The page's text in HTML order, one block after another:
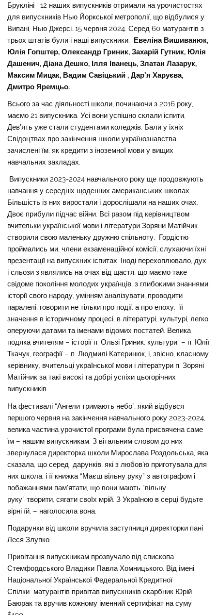
Брукліні 12 наших випускників отримали на урочистостях
для випускників Нью Йоркської метрополії, що відбулися у
Випані, Нью Джерсі. 15 червня 2024. Серед 60 матурантів з
трьох штатів були і наші випускники: Евеліна Вишиванюк,
Юлія Гопштер, Олександр Гриник, Захарій Гутник, Юлія
Дашенич, Діана Дешко, Ілля Іванець, Златан Лазарук,
Максим Мицак, Вадим Савіцький , Дар’я Харуєва,
Дмитро Яремцьо.
Всього за час діяльності школи, починаючи з 2016 року,
маємо 21 випускника. Усі вони успішно склали іспити,
Девʼять уже стали студентами коледжів. Бали у іхніх
Свідоцтвах про закінчення школи українознавства
зачислені їм, як кредити з іноземної мови у вищих
навчальних закладах.
Випускники 2023-2024 навчального року ще продовжують
навчання у середніх щоденних американських школах.
Більшість із них виростали і дорослішали на наших очах.
Двоє прибули підчас війни. Всі разом під керівництвом
вчительки української мови і літератури Зоряни Матійчик
створили свою маленьку дружню спільноту. Гордістю
проймались ми, члени екзаменаційної комісії, слухаючи їхні
презентації на випускних іспитах. Іноді перехоплювало, дух
і сльози з’являлись на очах від щастя, що маємо таке
свідоме покоління молодих українців, з глибокими знаннями
історії свого народу, умінням аналізувати, проводити
паралелі, говорити не тільки про події, а про епоху, її
значення в історичному процесі, в літературі, культурі, легко
оперуючи датами та іменами відомих постатей. Велика
подяка вчителям – історії п. Ользі Гриник, культури – п. Юлії
Ткачук, географії – п. Людмилі Катеринюк, і, звісно, класному
керівнику, вчительці української мови і літератури п. Зоряні
Матійчик за такі високі та добрі успіхи цьогорічних
випускників.
На фестивалі “Ангели тримають небо”, який відбувся
першого червня на закінчення навчального року 2023-2024,
велика частина урочистої програми була присвячена саме
їм – нашим випускникам. З вітальним словом до них
звернулася директорка школи Мирослава Роздольська, яка
сказала, що серед дарунків, які з любовʼю приготувала для
них школа, і її книжка “Маєш вільну руку” з автографом і
побажаннями пам’ятати, що вони мають “вільну
руку” творити, сягати своїх мрій. З Україною в серці будьте
вірні їй, – наголосила вона.
Подарунки від школи вручила заступниця директорки пані
Леся Злупко.
Привітання випускникам прозвучало від єпископа
Стемфордського Владики Павла Хомницького. Від імені
Національної Української Федеральної Кредитної
Спілки матурантів привітав випускників скарбник Юрій
Баюрак та вручив кожному іменний сертифікат на суму